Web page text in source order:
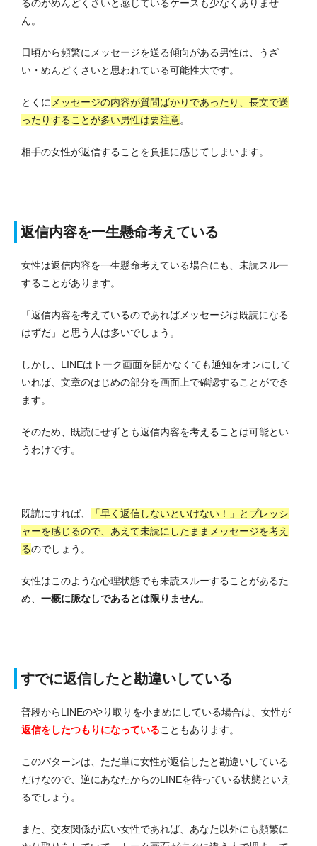
るのがめんどくさいと感じているケースも少なくありませ
ん。
日頃から頻繁にメッセージを送る傾向がある男性は、うざ
い・めんどくさいと思われている可能性大です。
とくにメッセージの内容が質問ばかりであったり、長文で送
ったりすることが多い男性は要注意。
相手の女性が返信することを負担に感じてしまいます。
返信内容を一生懸命考えている
女性は返信内容を一生懸命考えている場合にも、未読スルー
することがあります。
「返信内容を考えているのであればメッセージは既読になる
はずだ」と思う人は多いでしょう。
しかし、LINEはトーク画面を開かなくても通知をオンにして
いれば、文章のはじめの部分を画面上で確認することができ
ます。
そのため、既読にせずとも返信内容を考えることは可能とい
うわけです。
既読にすれば、
「早く返信しないといけない！」とプレッシ
ャーを感じるので、あえて未読にしたままメッセージを考え
るのでしょう。
女性はこのような心理状態でも未読スルーすることがあるた
め、 一概に脈なしであるとは限りません。
すでに返信したと勘違いしている
普段からLINEのやり取りを小まめにしている場合は、女性が
返信をしたつもりになっていることもあります。
このパターンは、ただ単に女性が返信したと勘違いしている
だけなので、逆にあなたからのLINEを待っている状態といえ
るでしょう。
また、交友関係が広い女性であれば、あなた以外にも頻繁に